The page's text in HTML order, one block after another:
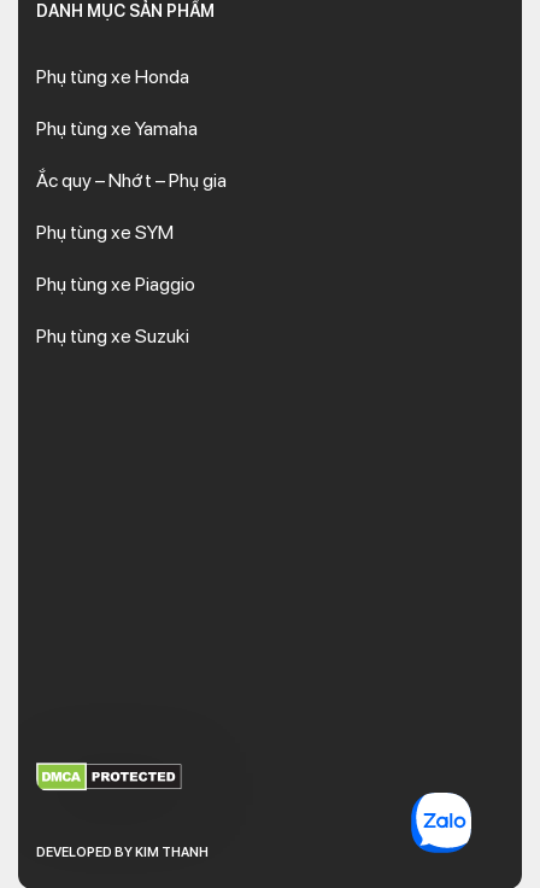
DANH MỤC SẢN PHẨM
Phụ tùng xe Honda
Phụ tùng xe Yamaha
Ắc quy – Nhớt – Phụ gia
Phụ tùng xe SYM
Phụ tùng xe Piaggio
Phụ tùng xe Suzuki
DEVELOPED BY KIM THANH
XEM THÊM